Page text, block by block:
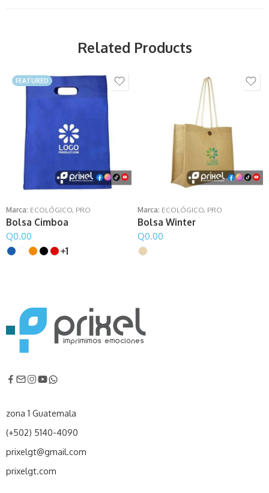
Related Products
FEATURED
Marca: ECOLÓGICO, PRO
Bolsa Cimboa
Q0.00
1
Marca: ECOLÓGICO, PRO
Bolsa Winter
Q0.00
zona 1 Guatemala
(+502) 5140-4090
prixelgt@gmail.com
prixelgt.com